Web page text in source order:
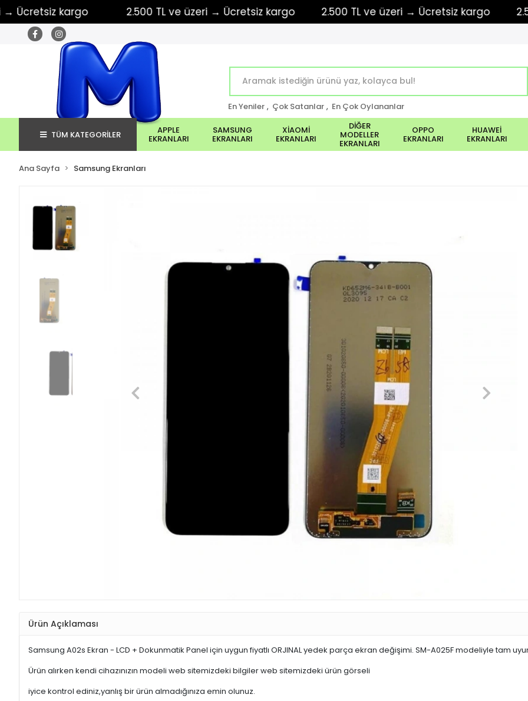
kargo 2.500 TL ve üzeri → Ücretsiz kargo 2.500 TL ve üzeri → Ücretsiz kargo 2.500
En Yeniler , Çok Satanlar , En Çok Oylananlar
TÜM KATEGORİLER APPLE
EKRANLARI
SAMSUNG
EKRANLARI
XİAOMİ
EKRANLARI
DİĞER
MODELLER
EKRANLARI
OPPO
EKRANLARI
HUAWEİ
EKRANLARI
Ana Sayfa Samsung Ekranları
Ürün Açıklaması
Samsung A02s Ekran - LCD + Dokunmatik Panel için uygun fiyatlı ORJINAL yedek parça ekran değişimi. SM-A025F modeliyle tam
Ürün alırken kendi cihazınızın modeli web sitemizdeki bilgiler web sitemizdeki ürün görseli
iyice kontrol ediniz,yanlış bir ürün almadığınıza emin olunuz.